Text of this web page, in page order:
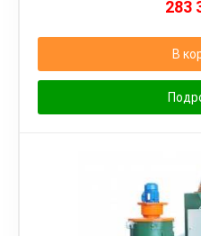
283
В